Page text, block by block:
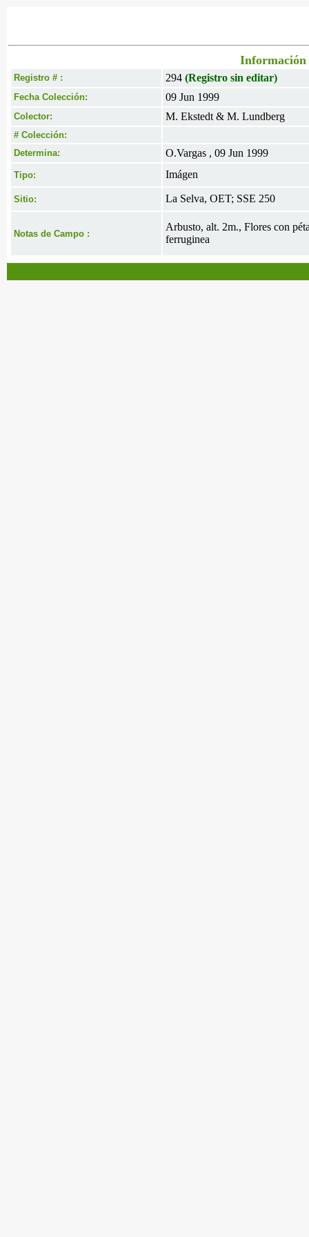
Información
Registro # : 294 (Registro sin editar)
Fecha Colección: 09 Jun 1999
Colector: M. Ekstedt & M. Lundberg
# Colección:
Determina:
O.Vargas , 09 Jun 1999
Tipo: Imágen
Sitio: La Selva, OET; SSE 250
Notas de Campo :
Arbusto, alt. 2m., Flores con
ferruginea